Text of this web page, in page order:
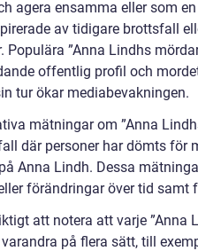
agera ensamma eller som
av tidigare brottsfall
Populära ”Anna Lindhs
offentlig profil och
tur ökar mediabevakningen.
mätningar om ”Anna
där personer har dömts för
Anna Lindh. Dessa
förändringar över tid
att notera att varje ”Anna
på flera sätt, till